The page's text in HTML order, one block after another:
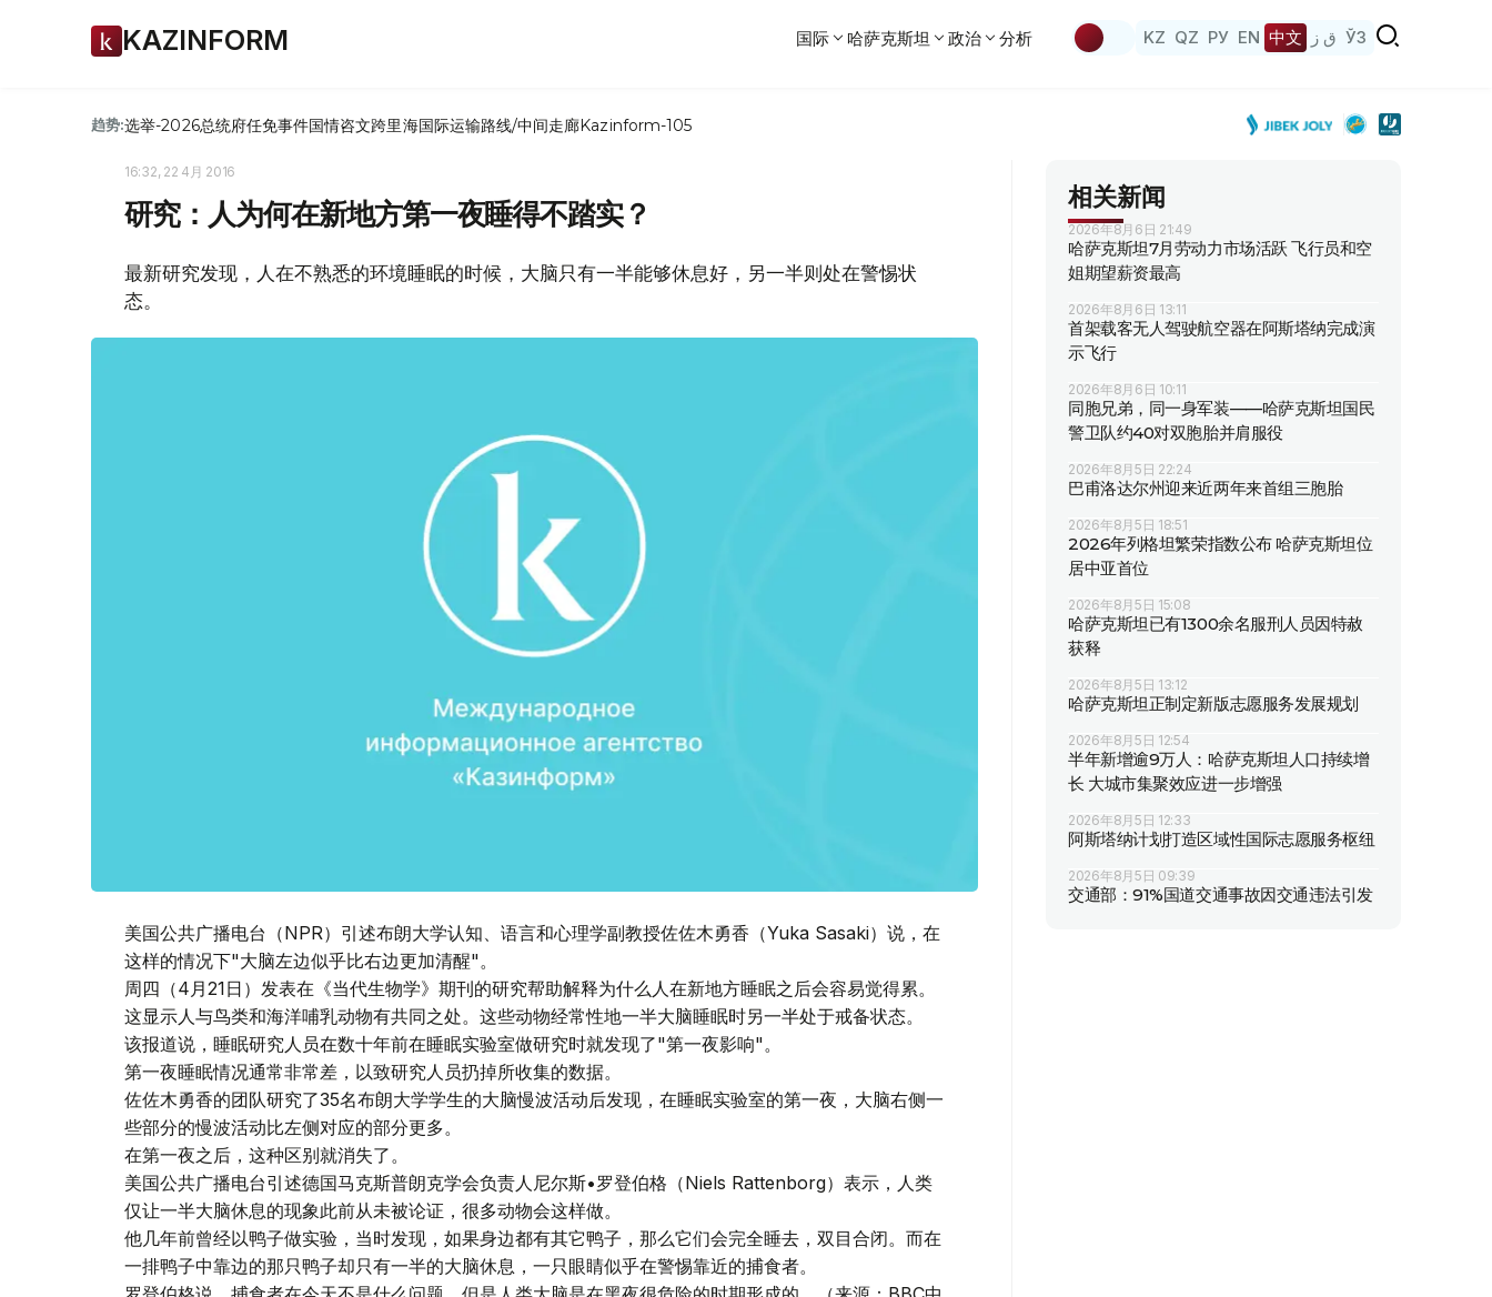
KAZINFORM 国际 哈萨克斯坦 政治 分析 KZ QZ РУ EN 中文 ق ز ЎЗ
趋势:选举-2026总统府任免事件国情咨文跨里海国际运输路线/中间走廊Kazinform-105
16:32, 22 4月 2016
研究：人为何在新地方第一夜睡得不踏实？
最新研究发现，人在不熟悉的环境睡眠的时候，大脑只有一半能够休息好，另一半则处在警惕状
态。
美国公共广播电台（NPR）引述布朗大学认知、语言和心理学副教授佐佐木勇香（Yuka Sasaki）说，在
这样的情况下"大脑左边似乎比右边更加清醒"。
周四（4月21日）发表在《当代生物学》期刊的研究帮助解释为什么人在新地方睡眠之后会容易觉得累。
这显示人与鸟类和海洋哺乳动物有共同之处。这些动物经常性地一半大脑睡眠时另一半处于戒备状态。
该报道说，睡眠研究人员在数十年前在睡眠实验室做研究时就发现了"第一夜影响"。
第一夜睡眠情况通常非常差，以致研究人员扔掉所收集的数据。
佐佐木勇香的团队研究了35名布朗大学学生的大脑慢波活动后发现，在睡眠实验室的第一夜，大脑右侧一
些部分的慢波活动比左侧对应的部分更多。
在第一夜之后，这种区别就消失了。
美国公共广播电台引述德国马克斯普朗克学会负责人尼尔斯•罗登伯格（Niels Rattenborg）表示，人类
仅让一半大脑休息的现象此前从未被论证，很多动物会这样做。
他几年前曾经以鸭子做实验，当时发现，如果身边都有其它鸭子，那么它们会完全睡去，双目合闭。而在
一排鸭子中靠边的那只鸭子却只有一半的大脑休息，一只眼睛似乎在警惕靠近的捕食者。
相关新闻
2026年8月6日 21:49
哈萨克斯坦7月劳动力市场活跃 飞行员和空
姐期望薪资最高
2026年8月6日 13:11
首架载客无人驾驶航空器在阿斯塔纳完成演
示飞行
2026年8月6日 10:11
同胞兄弟，同一身军装——哈萨克斯坦国民
警卫队约40对双胞胎并肩服役
2026年8月5日 22:24
巴甫洛达尔州迎来近两年来首组三胞胎
2026年8月5日 18:51
2026年列格坦繁荣指数公布 哈萨克斯坦位
居中亚首位
2026年8月5日 15:08
哈萨克斯坦已有1300余名服刑人员因特赦
获释
2026年8月5日 13:12
哈萨克斯坦正制定新版志愿服务发展规划
2026年8月5日 12:54
半年新增逾9万人：哈萨克斯坦人口持续增
长 大城市集聚效应进一步增强
2026年8月5日 12:33
阿斯塔纳计划打造区域性国际志愿服务枢纽
2026年8月5日 09:39
交通部：91%国道交通事故因交通违法引发